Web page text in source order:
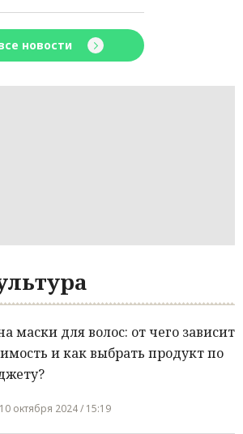
новости
маски для волос: от чего зависит
и как выбрать продукт по
10 октября 2024 / 15:19